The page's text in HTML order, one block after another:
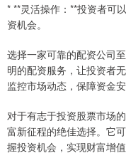
* **灵活操作：**投资者可
资机会。
选择一家可靠的配资公司
明的配资服务，让投资者
监控市场动态，保障资金安
对于有志于投资股票市场
富新征程的绝佳选择。它
握投资机会，实现财富增值